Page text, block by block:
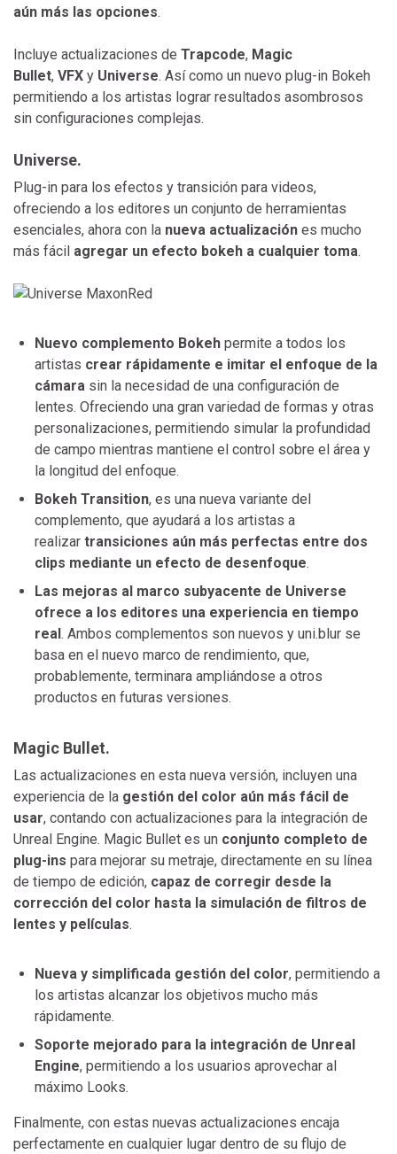
aún más las opciones.
Incluye actualizaciones de Trapcode, Magic
Bullet, VFX y Universe. Así como un nuevo plug-in Bokeh
permitiendo a los artistas lograr resultados asombrosos
sin configuraciones complejas.
Universe.
Plug-in para los efectos y transición para videos,
ofreciendo a los editores un conjunto de herramientas
esenciales, ahora con la nueva actualización es mucho
más fácil agregar un efecto bokeh a cualquier toma.
Nuevo complemento Bokeh permite a todos los
artistas crear rápidamente e imitar el enfoque de la
cámara sin la necesidad de una configuración de
lentes. Ofreciendo una gran variedad de formas y otras
personalizaciones, permitiendo simular la profundidad
de campo mientras mantiene el control sobre el área y
la longitud del enfoque.
Bokeh Transition, es una nueva variante del
complemento, que ayudará a los artistas a
realizar transiciones aún más perfectas entre dos
clips mediante un efecto de desenfoque.
Las mejoras al marco subyacente de Universe
ofrece a los editores una experiencia en tiempo
real . Ambos complementos son nuevos y uni.blur se
basa en el nuevo marco de rendimiento, que,
probablemente, terminara ampliándose a otros
productos en futuras versiones.
Magic Bullet.
Las actualizaciones en esta nueva versión, incluyen una
experiencia de la gestión del color aún más fácil de
usar, contando con actualizaciones para la integración de
Unreal Engine. Magic Bullet es un conjunto completo de
plug-ins para mejorar su metraje, directamente en su línea
de tiempo de edición, capaz de corregir desde la
corrección del color hasta la simulación de filtros de
lentes y películas.
Nueva y simplificada gestión del color, permitiendo a
los artistas alcanzar los objetivos mucho más
rápidamente.
Soporte mejorado para la integración de Unreal
Engine, permitiendo a los usuarios aprovechar al
máximo Looks.
Finalmente, con estas nuevas actualizaciones encaja
perfectamente en cualquier lugar dentro de su flujo de